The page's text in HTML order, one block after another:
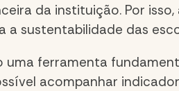
da instituição. Por isso,
a sustentabilidade das
uma ferramenta
acompanhar